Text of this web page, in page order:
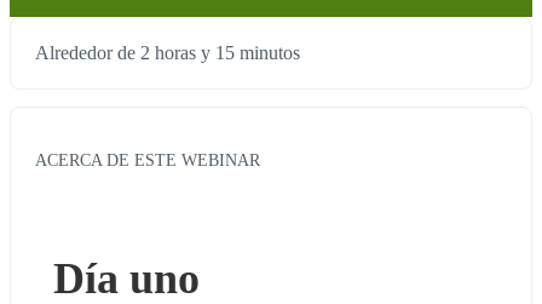
Alrededor de 2 horas y 15 minutos
ACERCA DE ESTE WEBINAR
Día uno